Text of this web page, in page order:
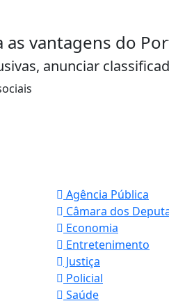
as vantagens do
anunciar
Agência Pública
Câmara dos
Economia
Entretenimento
Justiça
Policial
Saúde